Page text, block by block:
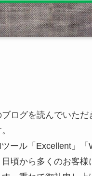
ログを読んでいただ
ール「Excellent」「
頃から多くのお客様